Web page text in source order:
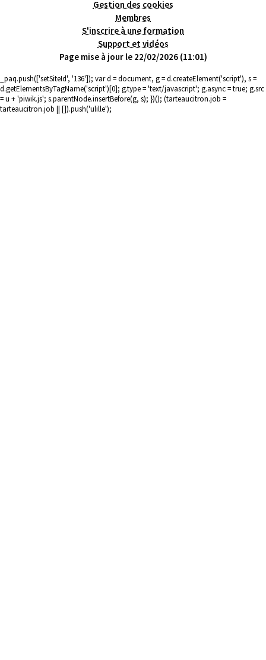
Gestion des cookies
Membres
S'inscrire à une formation
Support et vidéos
Page mise à jour le 22/02/2026 (11:01)